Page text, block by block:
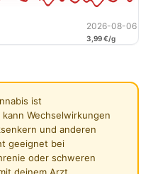
2026-08-06
3,99 €/g
ist
Wechselwirkungen
und anderen
geeignet bei
oder schweren